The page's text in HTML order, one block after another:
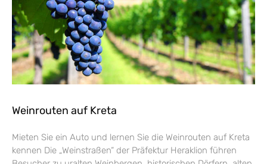
Weinrouten auf Kreta
Mieten Sie ein Auto und lernen Sie die Weinrouten auf Kreta
kennen Die „Weinstraßen“ der Präfektur Heraklion führen